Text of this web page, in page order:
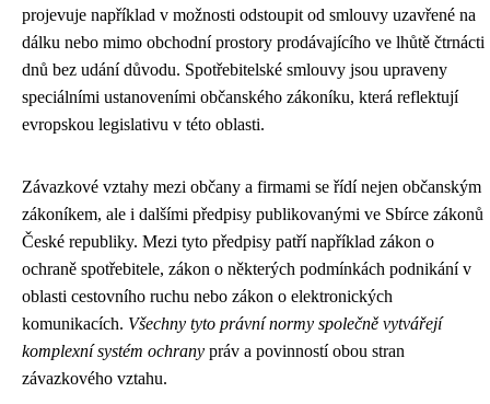
projevuje například v možnosti odstoupit od smlouvy uzavřené na
dálku nebo mimo obchodní prostory prodávajícího ve lhůtě čtrnácti
dnů bez udání důvodu. Spotřebitelské smlouvy jsou upraveny
speciálními ustanoveními občanského zákoníku, která reflektují
evropskou legislativu v této oblasti.
Závazkové vztahy mezi občany a firmami se řídí nejen občanským
zákoníkem, ale i dalšími předpisy publikovanými ve Sbírce zákonů
České republiky. Mezi tyto předpisy patří například zákon o
ochraně spotřebitele, zákon o některých podmínkách podnikání v
oblasti cestovního ruchu nebo zákon o elektronických
komunikacích. Všechny tyto právní normy společně vytvářejí
komplexní systém ochrany práv a povinností obou stran
závazkového vztahu.